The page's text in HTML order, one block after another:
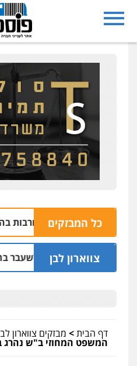
כל המבזקים
בחשד למעורבות בהצתת
צווארון לבן
יו"ר ש"ס לשעבר בחיפה
דף הבית> מבזקים צווארון
המשפט המחוזי ב"ש נהרג